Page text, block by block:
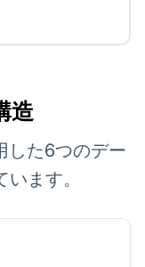
造
した6つのデー
ます。